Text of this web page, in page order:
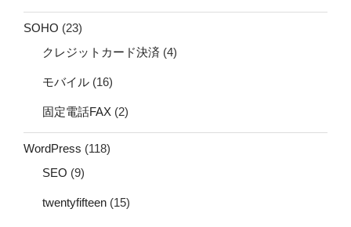
SOHO (23)
クレジットカード決済 (4)
モバイル (16)
固定電話FAX (2)
WordPress (118)
SEO (9)
twentyfifteen (15)